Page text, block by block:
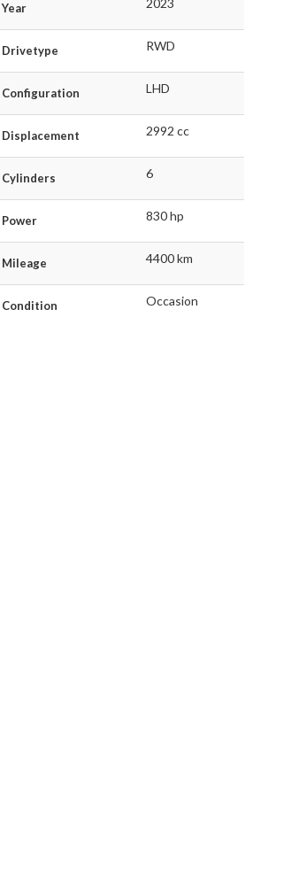
Year
Drivetype RWD
Configuration LHD
Displacement 2992 cc
Cylinders 6
Power 830 hp
Mileage 4400 km
Condition Occasion